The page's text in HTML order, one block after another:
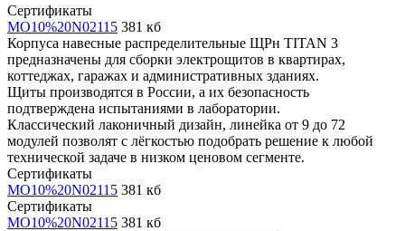
Сертификаты
MO10%20N02115 381 кб
Корпуса навесные распределительные ЩРн TITAN 3
предназначены для сборки электрощитов в квартирах,
коттеджах, гаражах и административных зданиях.
Щиты производятся в России, а их безопасность
подтверждена испытаниями в лаборатории.
Классический лаконичный дизайн, линейка от 9 до 72
модулей позволят с лёгкостью подобрать решение к любой
технической задаче в низком ценовом сегменте.
Сертификаты
MO10%20N02115 381 кб
Сертификаты
MO10%20N02115 381 кб